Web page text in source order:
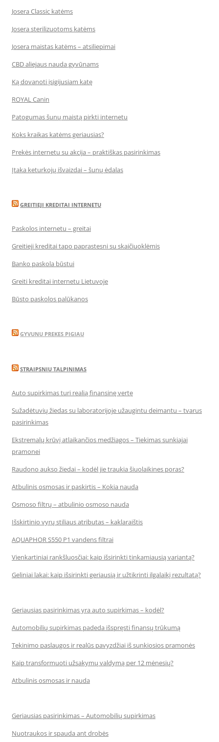
Josera Classic katėms
Josera sterilizuotoms katėms
Josera maistas katėms – atsiliepimai
CBD aliejaus nauda gyvūnams
Ką dovanoti įsigijusiam katę
ROYAL Canin
Patogumas šunų maistą pirkti internetu
Koks kraikas katėms geriausias?
Prekės internetu su akcija – praktiškas pasirinkimas
Įtaka keturkojų išvaizdai – šunų ėdalas
GREITIEJI KREDITAI INTERNETU
Paskolos internetu – greitai
Greitieji kreditai tapo paprastesni su skaičiuoklėmis
Banko paskola būstui
Greiti kreditai internetu Lietuvoje
Būsto paskolos palūkanos
GYVUNU PREKES PIGIAU
STRAIPSNIU TALPINIMAS
Auto supirkimas turi realią finansinę vertę
Sužadėtuvių žiedas su laboratorijoje užaugintu deimantu – tvarus
pasirinkimas
Ekstremalų krūvį atlaikančios medžiagos – Tiekimas sunkiajai
pramonei
Raudono aukso žiedai – kodėl jie traukia šiuolaikines poras?
Atbulinis osmosas ir paskirtis – Kokia nauda
Osmoso filtrų – atbulinio osmoso nauda
Išskirtinio vyrų stiliaus atributas – kaklaraištis
AQUAPHOR S550 P1 vandens filtrai
Vienkartiniai rankšluosčiai: kaip išsirinkti tinkamiausią variantą?
Geliniai lakai: kaip išsirinkti geriausią ir užtikrinti ilgalaikį rezultatą?
Geriausias pasirinkimas yra auto supirkimas – kodėl?
Automobilių supirkimas padeda išspręsti finansų trūkumą
Tekinimo paslaugos ir realūs pavyzdžiai iš sunkiosios pramonės
Kaip transformuoti užsakymų valdymą per 12 mėnesių?
Atbulinis osmosas ir nauda
Geriausias pasirinkimas – Automobilių supirkimas
Nuotraukos ir spauda ant drobės